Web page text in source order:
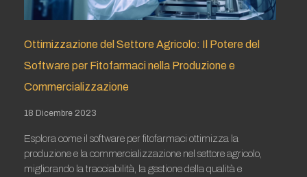
Ottimizzazione del Settore Agricolo: Il Potere del
Software per Fitofarmaci nella Produzione e
Commercializzazione
18 Dicembre 2023
Esplora come il software per fitofarmaci ottimizza la
produzione e la commercializzazione nel settore agricolo,
migliorando la tracciabilità, la gestione della qualità e